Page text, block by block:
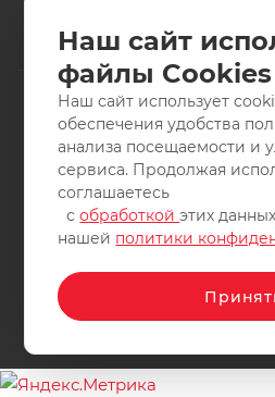
2011-2026 © интернет-
ВелоСаратов. Не является
защищены. Заимствование
Наш сайт
файлы Cookies
Наш сайт использует
обеспечения удобства
анализа посещаемости и
сервиса. Продолжая
соглашаетесь
собработкойэтих
нашей политики